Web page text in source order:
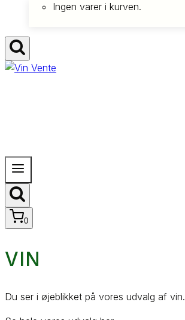
Ingen varer i kurven.
0
VIN
Du ser i øjeblikket på vores udvalg af vin.